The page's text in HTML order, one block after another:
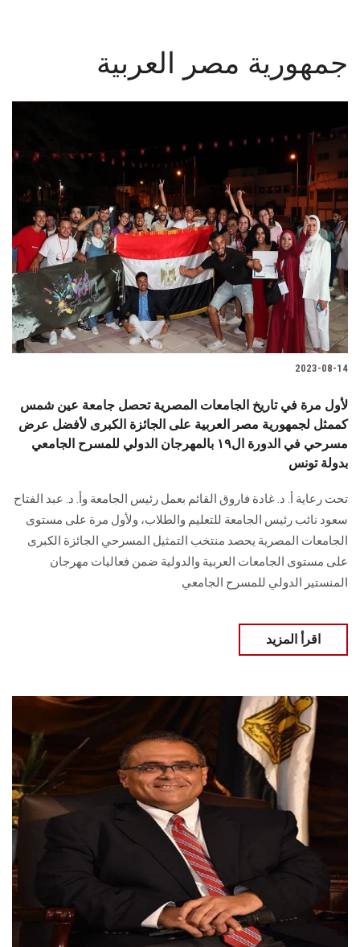
المراكز والوحدات
الإعلام
تواصل معنا
الطلاب
هيئة التدريس
الدراسات العليا
الموظفون
سجل الان
جمهورية مصر العربية
2023-08-14
لأول مرة في تاريخ الجامعات المصرية تحصل جامعة عين شمس
كممثل لجمهورية مصر العربية على الجائزة الكبرى لأفضل عرض
مسرحي في الدورة ال١٩ بالمهرجان الدولي للمسرح الجامعي
بدولة تونس
تحت رعاية أ. د. غادة فاروق القائم بعمل رئيس الجامعة وأ. د. عبد الفتاح
سعود نائب رئيس الجامعة للتعليم والطلاب، ولأول مرة على مستوى
الجامعات المصرية يحصد منتخب التمثيل المسرحي الجائزة الكبرى
على مستوى الجامعات العربية والدولية ضمن فعاليات مهرجان
المنستير الدولي للمسرح الجامعي
اقرأ المزيد